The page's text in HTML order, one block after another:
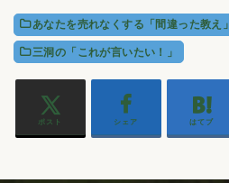
あなたを売れなくする「間違った教え」
三洞の「これが言いたい！」
ポスト シェア はてブ